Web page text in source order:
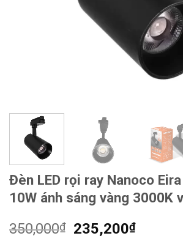
Đèn LED rọi ray Nanoco
10W ánh sáng vàng 3000K
350,000₫
Giá
235,200₫Giá